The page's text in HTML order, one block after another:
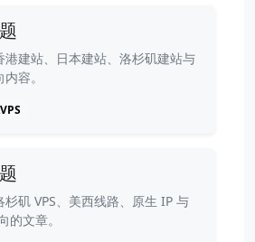
港建站、日本建站、洛杉矶建站与
容。
杉矶 VPS、美西线路、原生 IP 与
的文章。